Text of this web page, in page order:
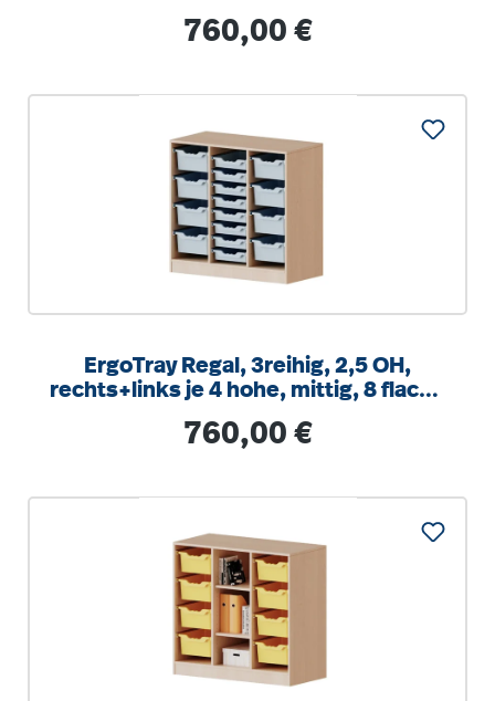
Regulärer Preis:
760,00 €
ErgoTray Regal, 3reihig, 2,5 OH,
rechts+links je 4 hohe, mittig, 8 flache
Regulärer Preis:
760,00 €